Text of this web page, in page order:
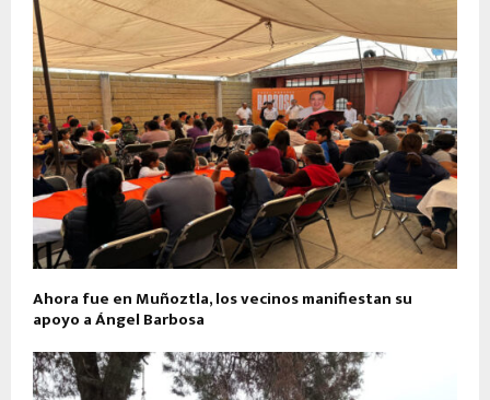
Ahora fue en Muñoztla, los vecinos manifiestan su
apoyo a Ángel Barbosa